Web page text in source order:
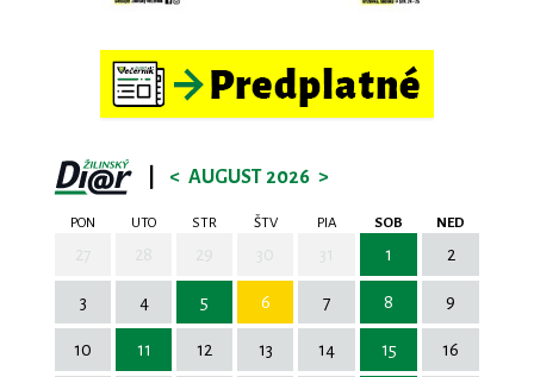
< AUGUST 2026 >
PON UTO STR ŠTV PIA SOB NED
1 2
3 4 5 6 7 8 9
10 11 12 13 14 15 16